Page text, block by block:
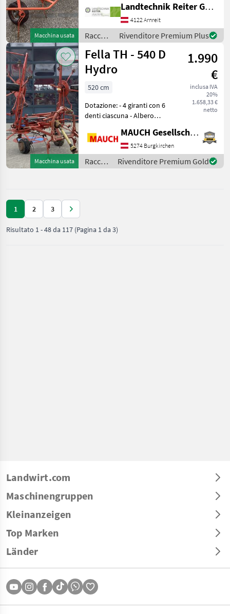
Macchina usata
Arbeitsbreite hydr.
Schräglaufachse Tastrad
Gelenkewelle Warntafeln 1
EW, 1 DW Anschluss So
Landtechnik Reiter GmbH.
4122 Arnreit
Raccolta
mangimi
/ Fella
Rivenditore Premium Plus
Macchina usata
Fella TH - 540 D
Hydro
1.990
€
inclusa IVA
20%
1.658,33 €
netto
520 cm
Dotazione: - 4 giranti con 6
denti ciascuna - Albero
protezione - 1 centralina EW
- Ribaltamento idraulico -
Dispositivo di
trascinamento - Pot
MAUCH Gesellschaft m.b.H. & Co.KG
5274 Burgkirchen
Raccolta
mangimi
Rivenditore Premium Gold
1 2 3
Risultato 1-48da 117 (Pagina 1 da 3)
Landwirt.com
Maschinengruppen
Kleinanzeigen
Top Marken
Länder